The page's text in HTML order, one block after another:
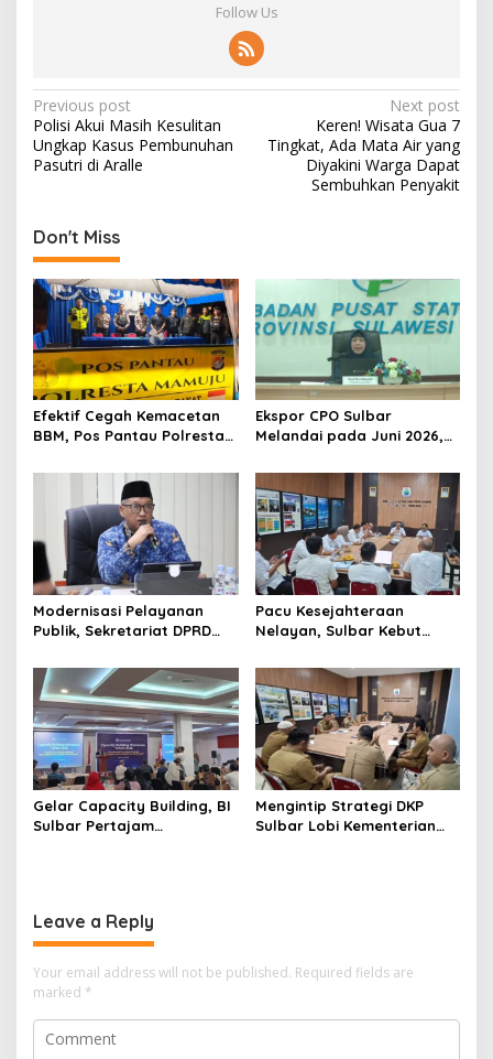
Follow Us
P
o
s
n
a
v
i
g
a
t
i
o
Previous post
Polisi Akui Masih Kesulitan
Ungkap Kasus Pembunuhan
Pasutri di Aralle
Next post
Keren! Wisata Gua 7
Tingkat, Ada Mata Air yang
Diyakini Warga Dapat
Sembuhkan Penyakit
Don't Miss
Efektif Cegah Kemacetan
BBM, Pos Pantau Polresta
SPBU Kali Mamuju
Ekspor CPO Sulbar
Melandai pada Juni 2026,
Justru Melonjak 149 Persen
Modernisasi Pelayanan
Publik, Sekretariat DPRD
Luncurkan Aplikasi SIPAKDE
Pacu Kesejahteraan
Nelayan, Sulbar Kebut
Merah Putih dan Bantuan
Kapal
Gelar Capacity Building, BI
Sulbar Pertajam
Mengintip Strategi DKP
Sulbar Lobi Kementerian
Leave a Reply
Your email address will not be published. Required fields are
marked *